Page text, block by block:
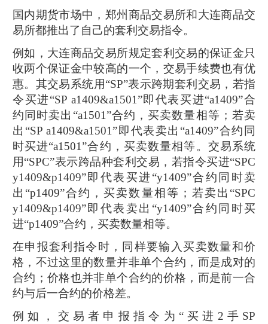
国内期货市场中，郑州商品交易所和大连商品交
易所都推出了自己的套利交易指令。
例如，大连商品交易所规定套利交易的保证金只
收两个保证金中较高的一个，交易手续费也有优
惠。其交易系统用“SP”表示跨期套利交易，若指
令买进“SP a1409&a1501”即代表买进“a1409”合
约同时卖出“a1501”合约，买卖数量相等；若卖
出“SP a1409&a1501”即代表卖出“a1409”合约同
时买进“a1501”合约，买卖数量相等。交易系统
用“SPC”表示跨品种套利交易，若指令买进“SPC
y1409&p1409”即代表买进“y1409”合约同时卖
出“p1409”合约，买卖数量相等；若卖出“SPC
y1409&p1409”即代表卖出“y1409”合约同时买
进“p1409”合约，买卖数量相等。
在申报套利指令时，同样要输入买卖数量和价
格，不过这里的数量并非单个合约，而是成对的
合约；价格也并非单个合约的价格，而是前一合
约与后一合约的价格差。
例如，交易者申报指令为“买进2手SP